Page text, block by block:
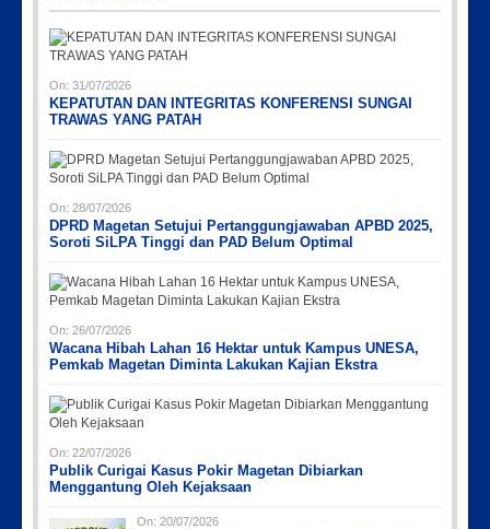
IMG_20230730_152959
Picsart_23-04-10_00-36-15-097
Picsart_23-04-12_12-24-51-034
PicsArt_03-12-12.53.38
IMG-20191006-WA0043
On: 31/07/2026
KEPATUTAN DAN INTEGRITAS KONFERENSI SUNGAI
TRAWAS YANG PATAH
On: 28/07/2026
DPRD Magetan Setujui Pertanggungjawaban APBD 2025,
Soroti SiLPA Tinggi dan PAD Belum Optimal
On: 26/07/2026
Wacana Hibah Lahan 16 Hektar untuk Kampus UNESA,
Pemkab Magetan Diminta Lakukan Kajian Ekstra
On: 22/07/2026
Publik Curigai Kasus Pokir Magetan Dibiarkan
Menggantung Oleh Kejaksaan
On: 20/07/2026